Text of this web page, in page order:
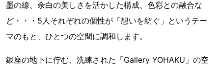
墨の線、余白の美しさを活かした構成、色彩との融合な
ど・・・5人それぞれの個性が「想いを紡ぐ」というテー
マのもと、ひとつの空間に調和します。
銀座の地下に佇む、洗練された「Gallery YOHAKU」の空